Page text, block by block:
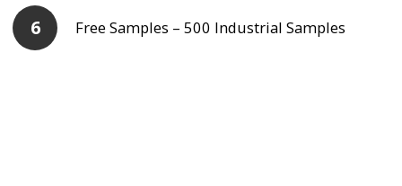
Free Samples – 500 Industrial Samples